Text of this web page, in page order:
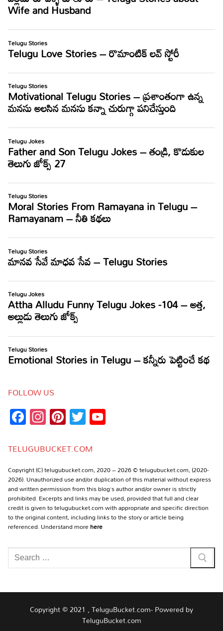
FOLLOW US
Facebook
Instagram
Pinterest
Twitter
TELUGUBUCKET.COM
Copyright (C) telugubucket.com, 2020 – 2026 © telugubucket.com, (2020-
2026). Unauthorized use and/or duplication of this material without express
and written permission from this blog’s author and/or owner is strictly
prohibited. Excerpts and links may be used, provided that full and clear
credit is given to telugubucket.com with appropriate and specific direction
to the original content, including links to the story or article being
referenced. Understand morehere
Search
for:
Copyright © 2021 , TeluguBucket.com- Powered by
TeluguBucket.com